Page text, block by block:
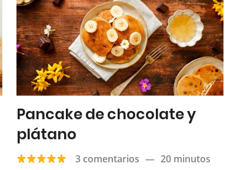
Pancake de chocolate y
plátano
3 comentarios — 20 minutos